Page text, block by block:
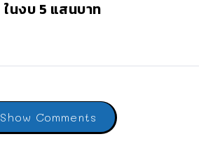
ในงบ 5 แสนบาท
Show Comments